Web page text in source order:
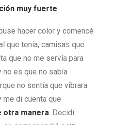
muy fuerte.
hacer color y comencé
que tenía, camisas que
que no me servía para
no es que no sabía
no sentía que vibrara.
me di cuenta que
otra manera. Decidí